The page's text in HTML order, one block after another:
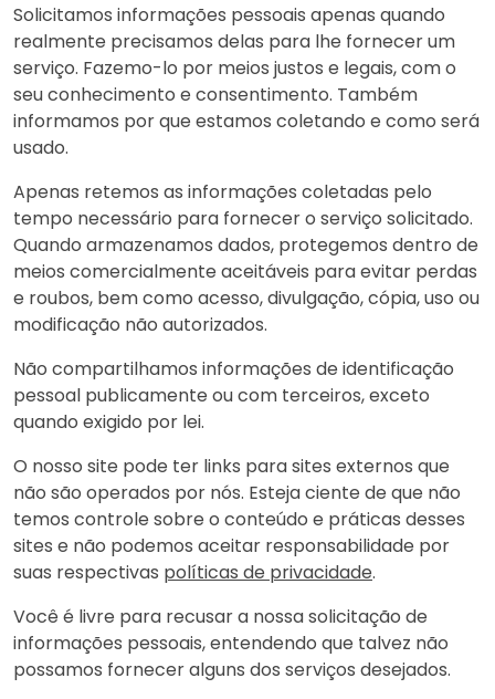
Solicitamos informações pessoais apenas quando
realmente precisamos delas para lhe fornecer um
serviço. Fazemo-lo por meios justos e legais, com o
seu conhecimento e consentimento. Também
informamos por que estamos coletando e como será
usado.
Apenas retemos as informações coletadas pelo
tempo necessário para fornecer o serviço solicitado.
Quando armazenamos dados, protegemos dentro de
meios comercialmente aceitáveis ​​para evitar perdas
e roubos, bem como acesso, divulgação, cópia, uso ou
modificação não autorizados.
Não compartilhamos informações de identificação
pessoal publicamente ou com terceiros, exceto
quando exigido por lei.
O nosso site pode ter links para sites externos que
não são operados por nós. Esteja ciente de que não
temos controle sobre o conteúdo e práticas desses
sites e não podemos aceitar responsabilidade por
suas respectivas políticas de privacidade.
Você é livre para recusar a nossa solicitação de
informações pessoais, entendendo que talvez não
possamos fornecer alguns dos serviços desejados.